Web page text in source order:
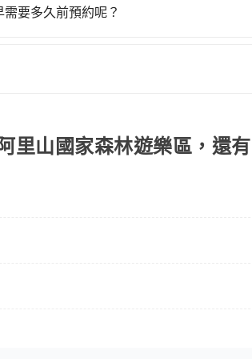
詢。
要多久前預約呢？
算的價格。
還可以累積點數做現金回饋或未來換取免
、Hotels.com、Expedia.com、
同時上架而發生超賣的現象，便有可能
宿訂房網來得便宜，但缺點就是多數要
的AsiaYo或者國際Airbnb都值得推薦。
里山國家森林遊樂區，還